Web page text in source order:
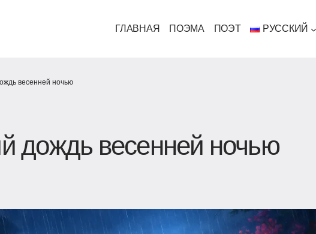
ГЛАВНАЯ ПОЭМА ПОЭТ РУССКИЙ
весенней ночью
дождь весенней ночью